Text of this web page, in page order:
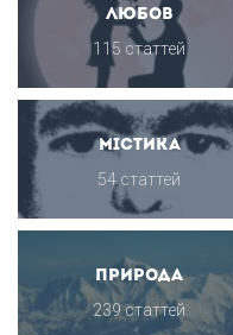
Любов
115 статтей
Містика
54 статтей
Природа
239 статтей